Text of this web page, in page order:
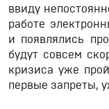
ввиду
работе
и появлялись
будут совсем
кризиса уже
первые запреты,